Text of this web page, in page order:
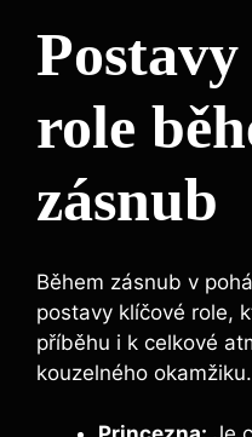
role
zásnub
Během zásnub v
postavy klíčové role,
příběhu i k celkové
kouzelného